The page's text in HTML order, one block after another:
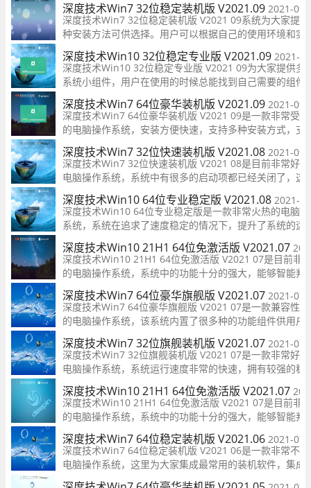
深度技术Win7 32位稳定装机版 V2021.09 2021-09-
深度技术Win7 32位稳定装机版 V2021 09系统为大家提
种安装方法可供选择。用户可以根据自己的使用环境和实
需要选择不同的安装方法来安装镜像智能，同时为大家集
了各种常用的软件，为大家省去不少的时间，快来下载吧
深度技术Win10 32位稳定专业版 V2021.09 2021-
深度技术Win10 32位稳定专业版 V2021 09为大家提供多
系统小组件，用户在使用的时候总能找到自己需要的组件
力于给每个用户带来不一样的体验，同时提供多种优化功
让用户有更好的使用体验！
深度技术Win7 64位豪华装机版 V2021.09 2021-09-
深度技术Win7 64位豪华装机版 V2021 09是一款非常受
的电脑操作系统，安装方便快速，支持多种安装方式，支
硬盘安装让安装win7系统简单无比，用户可以自由的选择
装机快速，大大节省用户时间！
深度技术Win7 32位快速装机版 V2021.08 2021-09-
深度技术Win7 32位快速装机版 V2021 08是目前非常好
电脑操作系统，系统中有很多的启动项都已经关闭了，这
能够很好的提升电脑的开机速度等，让用户有更好的使用
验，装机速度快，快来下载吧！
深度技术Win10 64位专业稳定版 V2021.08 2021-
深度技术Win10 64位专业稳定版是一款非常火热的电脑
系统，系统在追求了速度稳定的情况下，提升了系统的运
度等，且无需输入相关的序列号等，可以完美激活合法权
用户安装后，系统会自动激活，让用户充分享受合法功能
深度技术Win10 21H1 64位免激活版 V2021.07
深度技术Win10 21H1 64位免激活版 V2021 07是目前非
的电脑操作系统，系统中的功能十分的强大，能够智能判
的型号，然后为广大用户们安装相对应的驱动程序等，可
大用户的所有装机需求！
深度技术Win7 64位豪华旗舰版 V2021.07 2021-07-
深度技术Win7 64位豪华旗舰版 V2021 07是一款兼容性
的电脑操作系统，该系统内置了很多种的功能组件供用户
使用，用于解决各种电脑异常情况，提供正版的服务组件
可以帮忙检测补丁的版本更新，兼容了各种的电脑机型！
深度技术Win7 32位旗舰装机版 V2021.07 2021-07-
深度技术Win7 32位旗舰装机版 V2021 07是一款非常好
电脑操作系统，系统运行速度非常的快速，拥有较强的稳
性和兼容性，多样化的服务可供你的使用，支持在线的升
等，用户可以随时随地在线免费安装！
深度技术Win10 21H1 64位免激活版 V2021.07
深度技术Win10 21H1 64位免激活版 V2021 07是目前非
的电脑操作系统，系统中的功能十分的强大，能够智能判
的型号，然后为广大用户们安装相对应的驱动程序等，可
大用户的所有装机需求！
深度技术Win7 64位稳定装机版 V2021.06 2021-07-
深度技术Win7 64位稳定装机版 V2021 06是一款非常不
电脑操作系统，这里为大家集成最常用的装机软件，集成
全面的硬件驱动，还有独有人性化的设计，能完美兼容老